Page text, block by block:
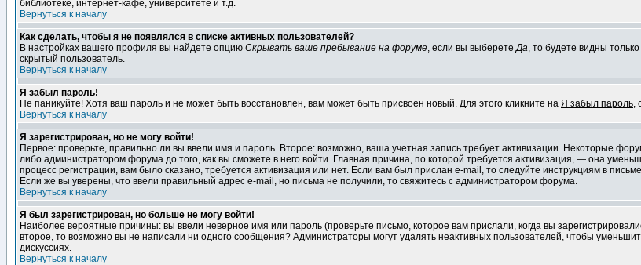
библиотеке, интернет-кафе, университете и т.д.
Вернуться к началу
Как сделать, чтобы я не появлялся в списке активных пользователей?
В настройках вашего профиля вы найдете опцию Скрывать ваше пребывание на форуме, если вы выберетеДа, то будете видны
скрытый пользователь.
Вернуться к началу
Я забыл пароль!
Не паникуйте! Хотя ваш пароль и не может быть восстановлен, вам может быть присвоен новый. Для этого кликните на Я забыл пароль,
Вернуться к началу
Я зарегистрирован, но не могу войти!
Первое: проверьте, правильно ли вы ввели имя и пароль. Второе: возможно, ваша учетная запись требует активизации. Некоторые
либо администратором форума до того, как вы сможете в него войти. Главная причина, по которой требуется активизация, — она
процесс регистрации, вам было сказано, требуется активизация или нет. Если вам был прислан e-mail, то следуйте инструкциям в
Если же вы уверены, что ввели правильный адрес e-mail, но письма не получили, то свяжитесь с администратором форума.
Вернуться к началу
Я был зарегистрирован, но больше не могу войти!
Наиболее вероятные причины: вы ввели неверное имя или пароль (проверьте письмо, которое вам прислали, когда вы
второе, то возможно вы не написали ни одного сообщения? Администраторы могут удалять неактивных пользователей, чтобы
дискуссиях.
Вернуться к началу